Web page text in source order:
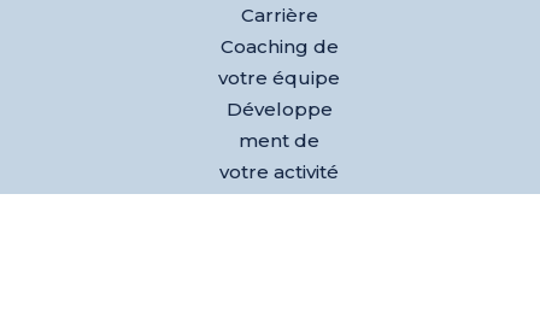
Carrière
Coaching de
votre équipe
Développe
ment de
votre activité